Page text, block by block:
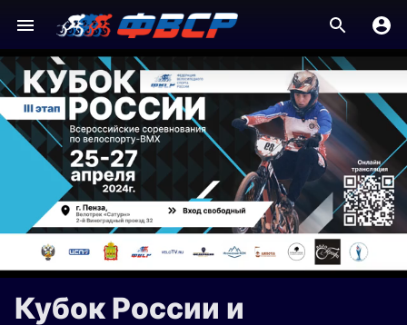
Кубок России и